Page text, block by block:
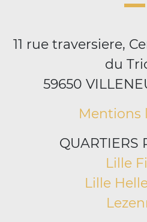
11 rue traversiere,
du
59650
Mentions
QUARTIERS
Lille
Lille